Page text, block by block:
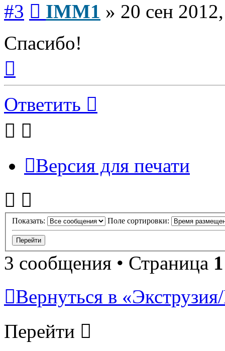
#3 IMM1 » 20 сен
Спасибо!
началу
Ответить
Версия для печати
Показать: Поле сортировки:
3 сообщения • Страница 1
Вернуться в
Перейти